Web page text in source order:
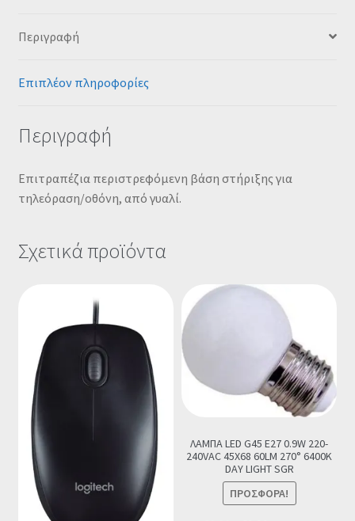
Περιγραφή
Επιπλέον πληροφορίες
Περιγραφή
Επιτραπέζια περιστρεφόμενη βάση στήριξης για
τηλεόραση/οθόνη, από γυαλί.
Σχετικά προϊόντα
ΛΑΜΠΑ LED G45 E27 0.9W 220-
240VAC 45X68 60LM 270° 6400K
DAY LIGHT SGR
ΠΡΟΣΦΟΡΆ!